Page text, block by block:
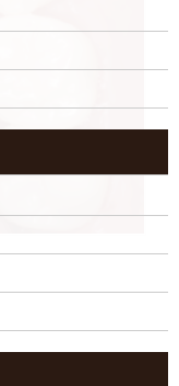
いメタルフリ